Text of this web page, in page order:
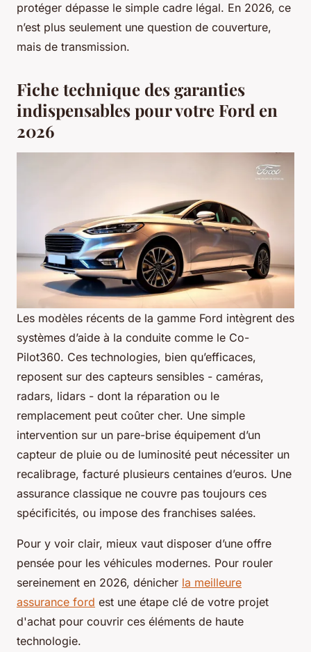
protéger dépasse le simple cadre légal. En 2026, ce
n’est plus seulement une question de couverture,
mais de transmission.
Fiche technique des garanties
indispensables pour votre Ford en
2026
Les modèles récents de la gamme Ford intègrent des
systèmes d’aide à la conduite comme le Co-
Pilot360. Ces technologies, bien qu’efficaces,
reposent sur des capteurs sensibles - caméras,
radars, lidars - dont la réparation ou le
remplacement peut coûter cher. Une simple
intervention sur un pare-brise équipement d’un
capteur de pluie ou de luminosité peut nécessiter un
recalibrage, facturé plusieurs centaines d’euros. Une
assurance classique ne couvre pas toujours ces
spécificités, ou impose des franchises salées.
Pour y voir clair, mieux vaut disposer d’une offre
pensée pour les véhicules modernes. Pour rouler
sereinement en 2026, dénicher la meilleure
assurance ford est une étape clé de votre projet
d'achat pour couvrir ces éléments de haute
technologie.